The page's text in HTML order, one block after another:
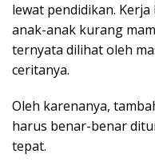
lewat pendidikan.
anak-anak kurang
ternyata dilihat oleh
ceritanya.
Oleh karenanya,
harus benar-benar
tepat.